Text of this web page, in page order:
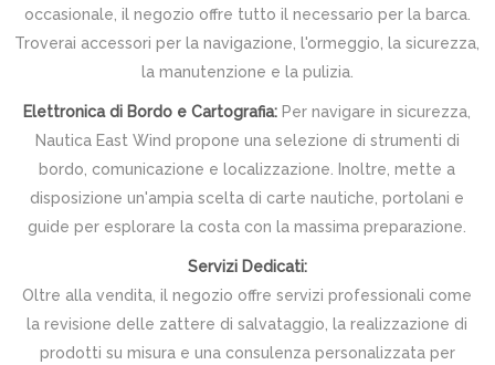
occasionale, il negozio offre tutto il necessario per la barca.
Troverai accessori per la navigazione, l'ormeggio, la sicurezza,
la manutenzione e la pulizia.
Elettronica di Bordo e Cartografia: Per navigare in sicurezza,
Nautica East Wind propone una selezione di strumenti di
bordo, comunicazione e localizzazione. Inoltre, mette a
disposizione un'ampia scelta di carte nautiche, portolani e
guide per esplorare la costa con la massima preparazione.
Servizi Dedicati:
Oltre alla vendita, il negozio offre servizi professionali come
la revisione delle zattere di salvataggio, la realizzazione di
prodotti su misura e una consulenza personalizzata per